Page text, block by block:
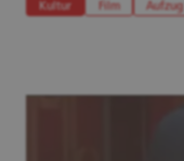
Kultur Film Aufzug